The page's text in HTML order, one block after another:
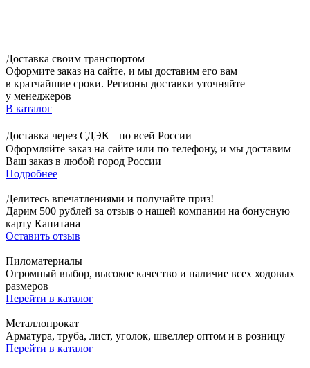
Доставка своим транспортом
Оформите заказ на сайте, и мы доставим его вам
в кратчайшие сроки. Регионы доставки уточняйте
у менеджеров
В каталог
Доставка через СДЭК по всей России
Оформляйте заказ на сайте или по телефону, и мы доставим
Ваш заказ в любой город России
Подробнее
Делитесь впечатлениями и получайте приз!
Дарим 500 рублей за отзыв о нашей компании на бонусную
карту Капитана
Оставить отзыв
Пиломатериалы
Огромный выбор, высокое качество и наличие всех ходовых
размеров
Перейти в каталог
Металлопрокат
Арматура, труба, лист, уголок, швеллер оптом и в розницу
Перейти в каталог